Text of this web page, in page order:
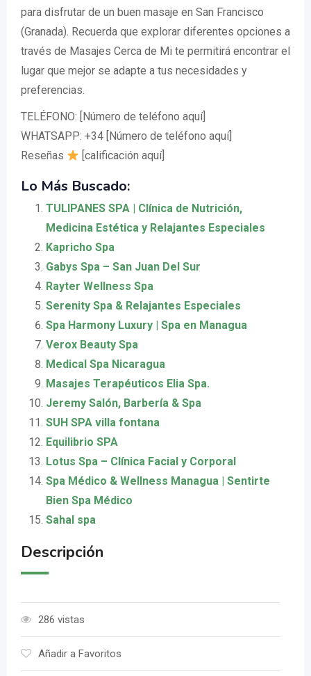
para disfrutar de un buen masaje en San Francisco
(Granada). Recuerda que explorar diferentes opciones a
través de Masajes Cerca de Mi te permitirá encontrar el
lugar que mejor se adapte a tus necesidades y
preferencias.
TELÉFONO: [Número de teléfono aquí]
WHATSAPP: +34 [Número de teléfono aquí]
Reseñas
[calificación aquí]
Lo Más Buscado:
TULIPANES SPA | Clínica de Nutrición,
Medicina Estética y Relajantes Especiales
Kapricho Spa
Gabys Spa – San Juan Del Sur
Rayter Wellness Spa
Serenity Spa & Relajantes Especiales
Spa Harmony Luxury | Spa en Managua
Verox Beauty Spa
Medical Spa Nicaragua
Masajes Terapéuticos Elia Spa.
Jeremy Salón, Barbería & Spa
SUH SPA villa fontana
Equilibrio SPA
Lotus Spa – Clínica Facial y Corporal
Spa Médico & Wellness Managua | Sentirte
Bien Spa Médico
Sahal spa
Descripción
286 vistas
Añadir a Favoritos